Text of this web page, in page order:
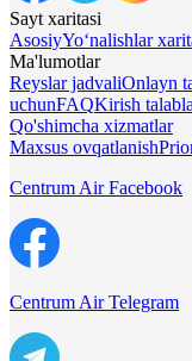
Sayt xaritasi
AsosiyYo‘nalishlar
Ma'lumotlar
Reyslar jadvaliOnlayn
uchunFAQKirish
Qo'shimcha xizmatlar
Maxsus ovqatlanish
Centrum Air Facebook
Centrum Air Telegram